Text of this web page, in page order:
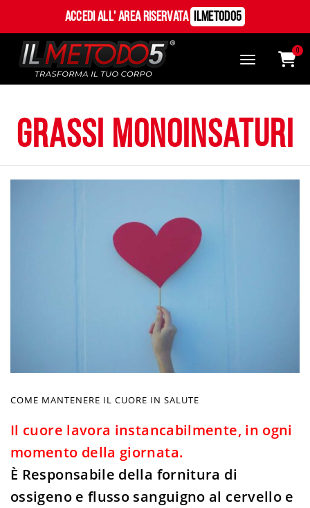
Accedi all' Area Riservata ILMetodo5
0
grassi monoinsaturi
COME MANTENERE IL CUORE IN SALUTE
Il cuore lavora instancabilmente, in ogni
momento della giornata.
È Responsabile della fornitura di
ossigeno e flusso sanguigno al cervello e